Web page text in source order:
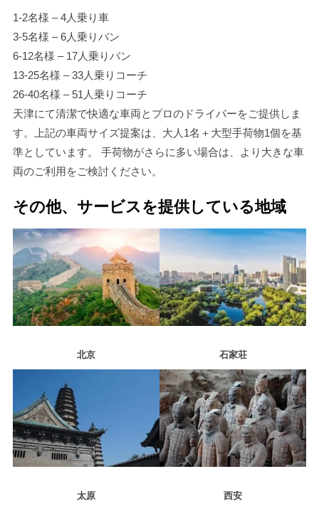
1-2名様 – 4人乗り車
3-5名様 – 6人乗りバン
6-12名様 – 17人乗りバン
13-25名様 – 33人乗りコーチ
26-40名様 – 51人乗りコーチ
天津にて清潔で快適な車両とプロのドライバーをご提供しま
す。上記の車両サイズ提案は、大人1名＋大型手荷物1個を基
準としています。 手荷物がさらに多い場合は、より大きな車
両のご利用をご検討ください。
その他、サービスを提供している地域
北京 石家荘
太原 西安